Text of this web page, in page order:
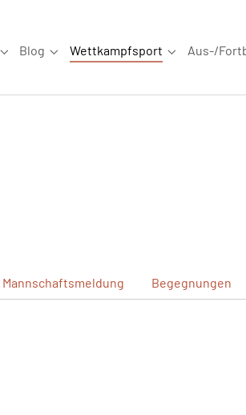
Submenu for "News"
Blog
Submenu for "Blog"
Wettkampfsport
Submenu for
Aus-/
Mannschaftsmeldung Begegnungen